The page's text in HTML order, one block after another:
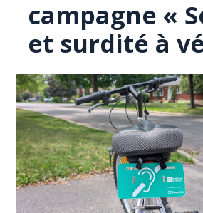
campagne «
et surdité à